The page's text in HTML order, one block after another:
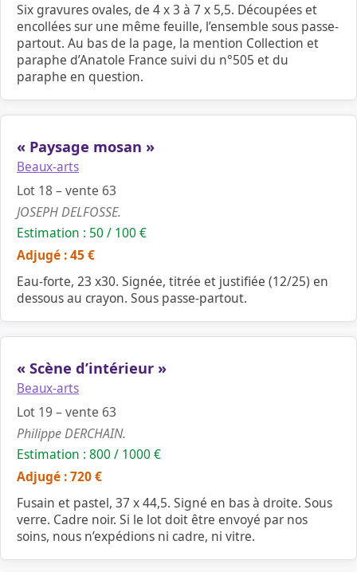
Six gravures ovales, de 4 x 3 à 7 x 5,5. Découpées et
encollées sur une même feuille, l’ensemble sous passe-
partout. Au bas de la page, la mention Collection et
paraphe d’Anatole France suivi du n°505 et du
paraphe en question.
« Paysage mosan »
Beaux-arts
Lot 18 – vente 63
JOSEPH DELFOSSE.
Estimation : 50 / 100 €
Adjugé : 45 €
Eau-forte, 23 x30. Signée, titrée et justifiée (12/25) en
dessous au crayon. Sous passe-partout.
« Scène d’intérieur »
Beaux-arts
Lot 19 – vente 63
Philippe DERCHAIN.
Estimation : 800 / 1000 €
Adjugé : 720 €
Fusain et pastel, 37 x 44,5. Signé en bas à droite. Sous
verre. Cadre noir. Si le lot doit être envoyé par nos
soins, nous n’expédions ni cadre, ni vitre.